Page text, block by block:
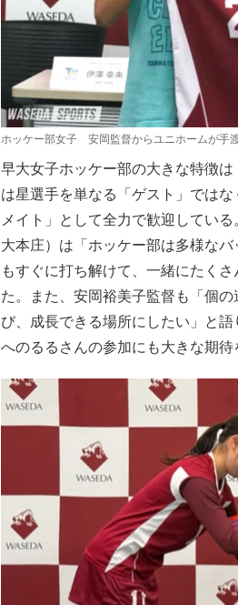
ホッケー部女子 安岡監督からユニホームが手
早大女子ホッケー部の大きな特徴
は星選手を単なる「ゲスト」では
メイト」として全力で歓迎してい
大本庄）は「ホッケー部は多様な
もすぐに打ち解けて、一緒にたく
た。また、安岡裕美子監督も「個
び、成長できる場所にしたい」と
へのるるさんの参加にも大きな期待